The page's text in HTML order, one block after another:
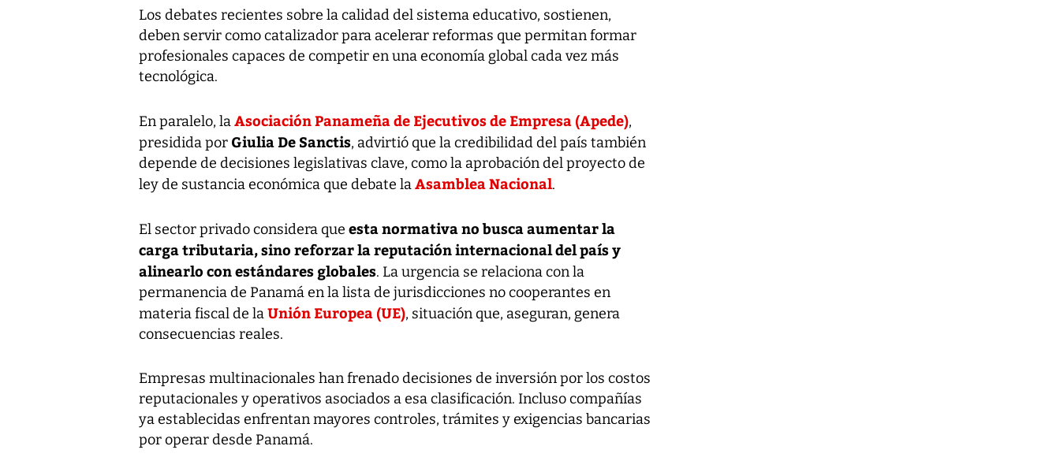
Los debates recientes sobre la calidad del sistema educativo, sostienen,
deben servir como catalizador para acelerar reformas que permitan formar
profesionales capaces de competir en una economía global cada vez más
tecnológica.
En paralelo, laAsociación Panameña de Ejecutivos de Empresa (Apede),
presidida por Giulia De Sanctis, advirtió que la credibilidad del país también
depende de decisiones legislativas clave, como la aprobación del proyecto de
ley de sustancia económica que debate laAsamblea Nacional.
El sector privado considera que esta normativa no busca aumentar la
carga tributaria, sino reforzar la reputación internacional del país y
alinearlo con estándares globales. La urgencia se relaciona con la
permanencia de Panamá en la lista de jurisdicciones no cooperantes en
materia fiscal de laUnión Europea (UE), situación que, aseguran, genera
consecuencias reales.
Empresas multinacionales han frenado decisiones de inversión por los costos
reputacionales y operativos asociados a esa clasificación. Incluso compañías
ya establecidas enfrentan mayores controles, trámites y exigencias bancarias
por operar desde Panamá.